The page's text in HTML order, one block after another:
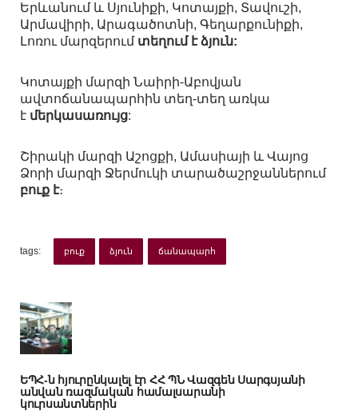
Երևանում և Սյունիքի, Կոտայքի, Տավուշի,
Արմավիրի, Արագածոտնի, Գեղարքունիքի,
Լոռու մարզերում տեղում է ձյուն:
Կոտայքի մարզի Նաիրի-Աբովյան
ավտոճանապարհին տեղ-տեղ առկա
է մերկասառույց:
Շիրակի մարզի Աշոցքի, Ամասիայի և Վայոց
Ձորի մարզի Ջերմուկի տարածաշրջաններում
բուք է։
tags: բուք ձյուն ճանապարհ
ԵՊՀ-ն հյուրընկալել էր ՀՀ ՊՆ Վազգեն Սարգսյանի
անվան ռազմական համալսարանի
կուրսանտներին